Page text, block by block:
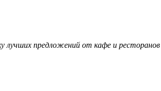
лучших предложений от кафе и